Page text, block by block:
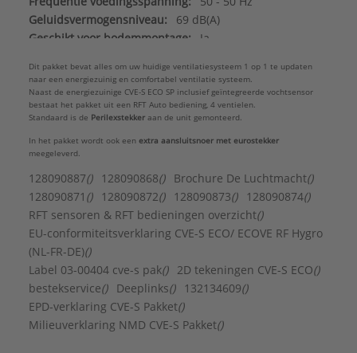
Geluidsvermogensniveau:
69 dB(A)
Geschikt voor bodemmontage:
Ja
Geschikt voor plafondmontage: Ja
Geschikt voor vloermontage:
Ja
Geschikt voor wandmontage:
Ja
Max. nom. stroom:
0,45 A
Montage verticaal:
Ja
Opgenomen vermogen bij max. luchthoeveelheid
bij 100 Pa:
44 W
Sensorgestuurde luchtstroom:
Voedingsspanning:
207 - 253 V
Aansluiting:
Insteekeind
Aantal aanzuigaansluitingen:
Achteraansluiting:
Nee
Dit pakket bevat alles om uw huidige ventilatiesysteem 1 op 1 te updaten
naar een energiezuinig en comfortabel ventilatie systeem.
Naast de energiezuinige CVE-S ECO SP inclusief geïntegreerde vochtsensor
bestaat het pakket uit een RFT Auto bediening, 4 ventielen.
Standaard is de Perilexstekker aan de unit gemonteerd.
In het pakket wordt ook een extra aansluitsnoer met eurostekker
meegeleverd.
128090887() 128090868() Brochure De Luchtmacht()
128090871 () 128090872() 128090873() 128090874()
RFT sensoren & RFT bedieningen overzicht()
EU-conformiteitsverklaring CVE-S ECO/ ECOVE RF Hygro
(NL-FR-DE)()
Label 03-00404 cve-s pak() 2D tekeningen CVE-S ECO()
bestekservice() Deeplinks() 132134609()
EPD-verklaring CVE-S Pakket()
Milieuverklaring NMD CVE-S Pakket()